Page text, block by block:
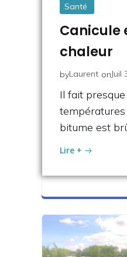
Santé
Canicule
chaleur
byLaurent onJuil
Il fait presque
températures
bitume est
Lire +